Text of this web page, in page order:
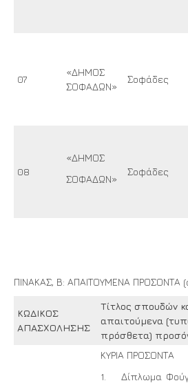
07
«ΔΗΜΟΣ
ΣΟΦΑΔΩΝ»
Σοφάδες
08
«ΔΗΜΟΣ
ΣΟΦΑΔΩΝ»
Σοφάδες
ΠΙΝΑΚΑΣ, Β: ΑΠΑΙΤΟΥΜΕΝΑ ΠΡΟΣΟΝΤΑ
ΚΩΔΙΚΟΣ
ΑΠΑΣΧΟΛΗΣΗΣ
Τίτλος σπουδών
απαιτούμενα
πρόσθετα)
ΚΥΡΙΑ ΠΡΟΣΟΝΤΑ
1. Δίπλωμα